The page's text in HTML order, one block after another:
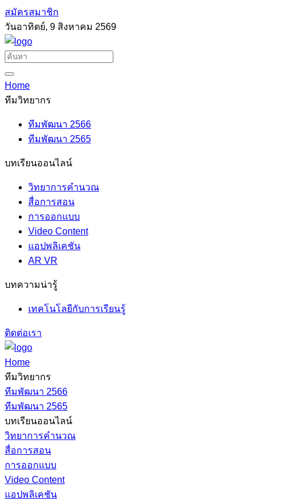
สมัครสมาชิก
วันอาทิตย์, 9 สิงหาคม 2569
Home
ทีมวิทยากร
ทีมพัฒนา 2566
ทีมพัฒนา 2565
บทเรียนออนไลน์
วิทยาการคำนวณ
สื่อการสอน
การออกแบบ
Video Content
แอปพลิเคชัน
AR VR
บทความน่ารู้
เทคโนโลยีกับการเรียนรู้
ติดต่อเรา
Home
ทีมวิทยากร
ทีมพัฒนา 2566
ทีมพัฒนา 2565
บทเรียนออนไลน์
วิทยาการคำนวณ
สื่อการสอน
การออกแบบ
Video Content
แอปพลิเคชัน